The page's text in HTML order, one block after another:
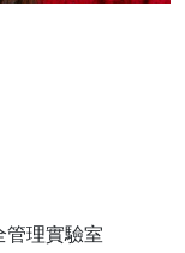
理實驗室